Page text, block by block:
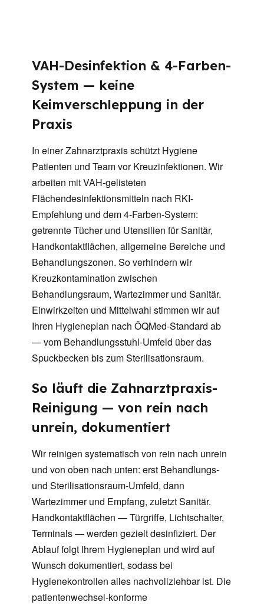
VAH-Desinfektion & 4-Farben-
System — keine
Keimverschleppung in der
Praxis
In einer Zahnarztpraxis schützt Hygiene
Patienten und Team vor Kreuzinfektionen. Wir
arbeiten mit VAH-gelisteten
Flächendesinfektionsmitteln nach RKI-
Empfehlung und dem 4-Farben-System:
getrennte Tücher und Utensilien für Sanitär,
Handkontaktflächen, allgemeine Bereiche und
Behandlungszonen. So verhindern wir
Kreuzkontamination zwischen
Behandlungsraum, Wartezimmer und Sanitär.
Einwirkzeiten und Mittelwahl stimmen wir auf
Ihren Hygieneplan nach ÖQMed-Standard ab
— vom Behandlungsstuhl-Umfeld über das
Spuckbecken bis zum Sterilisationsraum.
So läuft die Zahnarztpraxis-
Reinigung — von rein nach
unrein, dokumentiert
Wir reinigen systematisch von rein nach unrein
und von oben nach unten: erst Behandlungs-
und Sterilisationsraum-Umfeld, dann
Wartezimmer und Empfang, zuletzt Sanitär.
Handkontaktflächen — Türgriffe, Lichtschalter,
Terminals — werden gezielt desinfiziert. Der
Ablauf folgt Ihrem Hygieneplan und wird auf
Wunsch dokumentiert, sodass bei
Hygienekontrollen alles nachvollziehbar ist. Die
patientenwechsel-konforme